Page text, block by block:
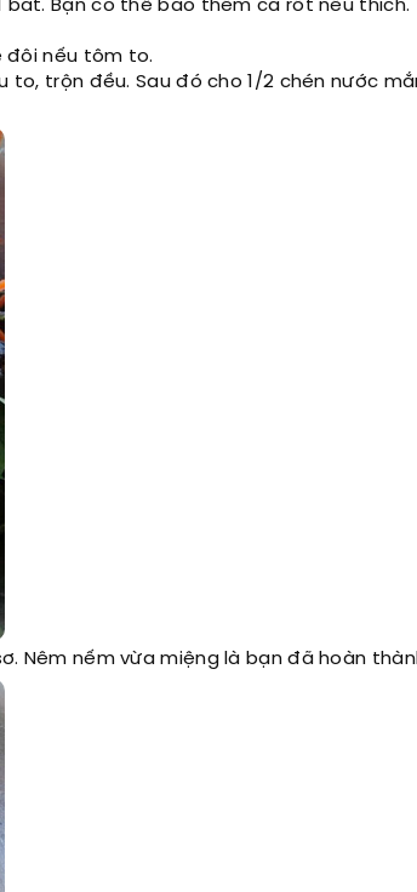
Bạn có thể bào thêm cà rốt nếu thích.
đôi nếu tôm to.
trộn đều. Sau đó cho 1/2 chén nước
Nêm nếm vừa miệng là bạn đã hoàn